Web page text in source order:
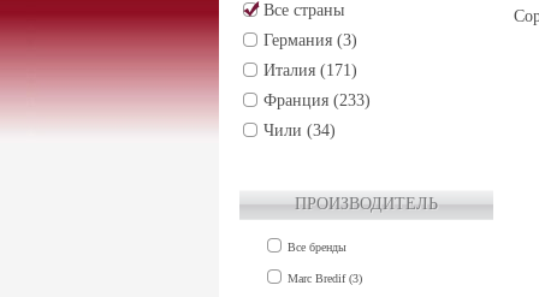
Все страны
Германия (3)
Италия (171)
Франция (233)
Чили (34)
ПРОИЗВОДИТЕЛЬ
Все бренды
Marc Bredif (3)